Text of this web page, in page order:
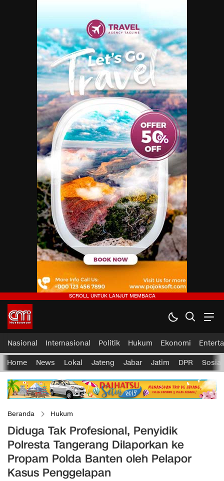
Nasional Internasional Politik Hukum Ekonomi
Home News Lokal Jateng Jabar Jatim DPR Sosial
Beranda Hukum
Diduga Tak Profesional, Penyidik
Polresta Tangerang Dilaporkan ke
Propam Polda Banten oleh Pelapor
Kasus Penggelapan